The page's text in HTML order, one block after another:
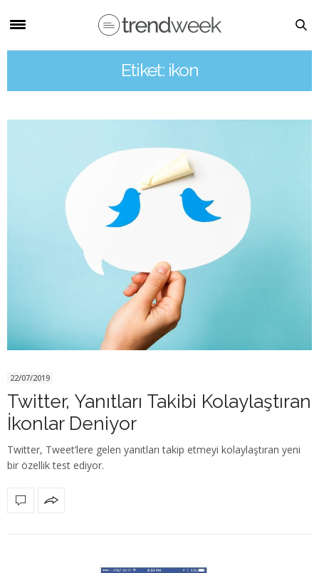
Etiket: ikon
22/07/2019
Twitter, Yanıtları Takibi Kolaylaştıran
İkonlar Deniyor
Twitter, Tweet’lere gelen yanıtları takip etmeyi kolaylaştıran yeni
bir özellik test ediyor.